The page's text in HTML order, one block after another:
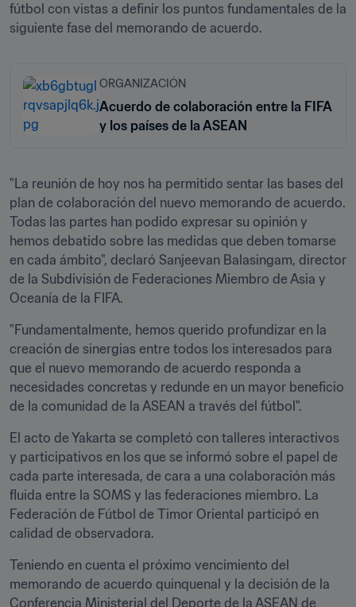
fútbol con vistas a definir los puntos fundamentales de la
siguiente fase del memorando de acuerdo.
ORGANIZACIÓN
Acuerdo de colaboración entre la FIFA
y los países de la ASEAN
"La reunión de hoy nos ha permitido sentar las bases del
plan de colaboración del nuevo memorando de acuerdo.
Todas las partes han podido expresar su opinión y
hemos debatido sobre las medidas que deben tomarse
en cada ámbito", declaró Sanjeevan Balasingam, director
de la Subdivisión de Federaciones Miembro de Asia y
Oceanía de la FIFA.
"Fundamentalmente, hemos querido profundizar en la
creación de sinergias entre todos los interesados para
que el nuevo memorando de acuerdo responda a
necesidades concretas y redunde en un mayor beneficio
de la comunidad de la ASEAN a través del fútbol".
El acto de Yakarta se completó con talleres interactivos
y participativos en los que se informó sobre el papel de
cada parte interesada, de cara a una colaboración más
fluida entre la SOMS y las federaciones miembro. La
Federación de Fútbol de Timor Oriental participó en
calidad de observadora.
Teniendo en cuenta el próximo vencimiento del
memorando de acuerdo quinquenal y la decisión de la
Conferencia Ministerial del Deporte de la ASEAN de